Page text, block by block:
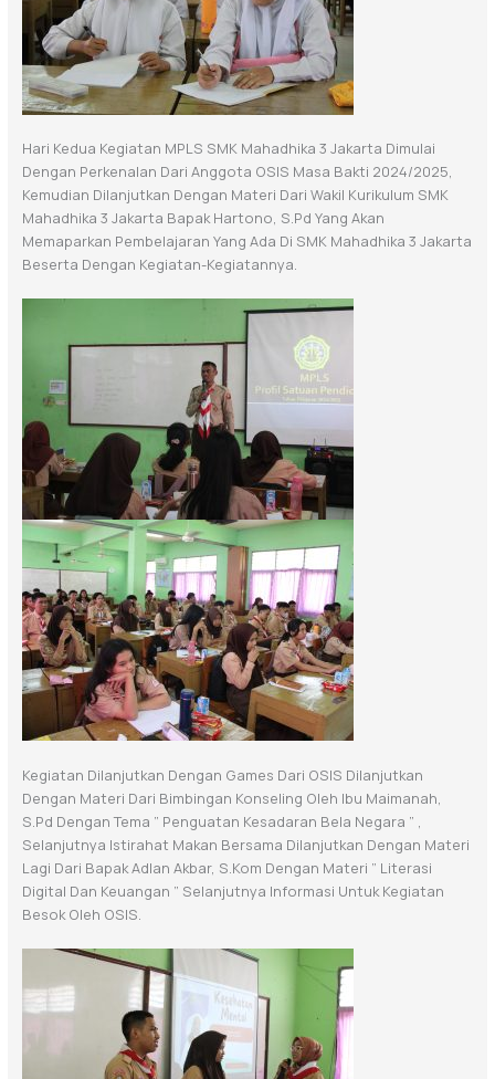
Hari Kedua Kegiatan MPLS SMK Mahadhika 3 Jakarta Dimulai
Dengan Perkenalan Dari Anggota OSIS Masa Bakti 2024/2025,
Kemudian Dilanjutkan Dengan Materi Dari Wakil Kurikulum SMK
Mahadhika 3 Jakarta Bapak Hartono, S.Pd Yang Akan
Memaparkan Pembelajaran Yang Ada Di SMK Mahadhika 3 Jakarta
Beserta Dengan Kegiatan-Kegiatannya.
Kegiatan Dilanjutkan Dengan Games Dari OSIS Dilanjutkan
Dengan Materi Dari Bimbingan Konseling Oleh Ibu Maimanah,
S.Pd Dengan Tema ” Penguatan Kesadaran Bela Negara ” ,
Selanjutnya Istirahat Makan Bersama Dilanjutkan Dengan Materi
Lagi Dari Bapak Adlan Akbar, S.Kom Dengan Materi ” Literasi
Digital Dan Keuangan ” Selanjutnya Informasi Untuk Kegiatan
Besok Oleh OSIS.